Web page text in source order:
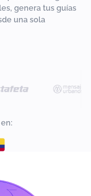
genera tus guías
una sola